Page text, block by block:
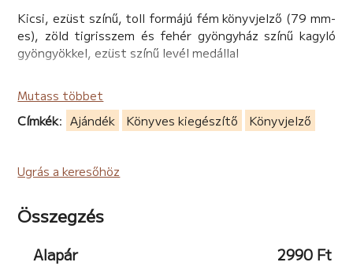
Kicsi, ezüst színű, toll formájú fém könyvjelző (79 mm-
es), zöld tigrisszem és fehér gyöngyház színű kagyló
gyöngyökkel, ezüst színű levél medállal
Mutass többet
Címkék: Ajándék Könyves kiegészítő Könyvjelző
Ugrás a keresőhöz
Összegzés
Alapár 2990 Ft